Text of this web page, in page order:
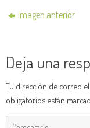
Imagen anterior
Deja una
Tu dirección de correo
obligatorios están